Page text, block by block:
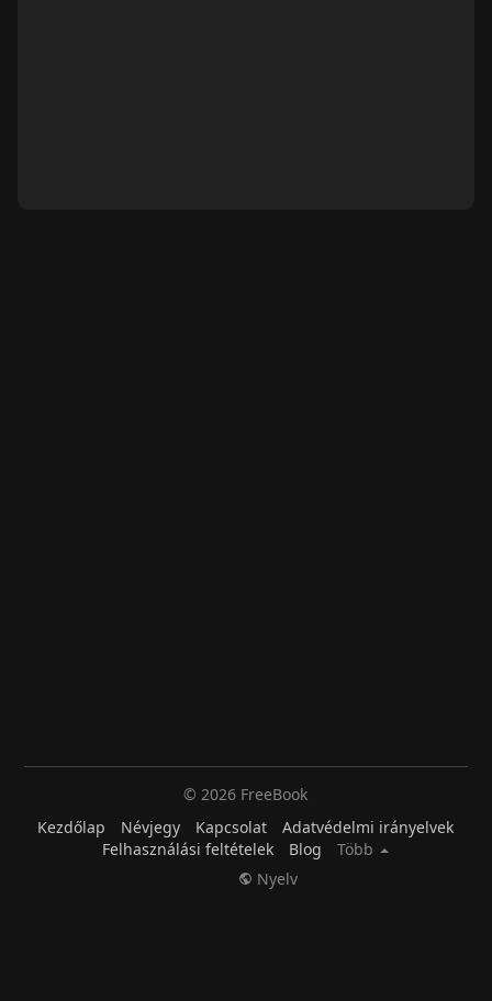
© 2026 FreeBook
Kezdőlap
Névjegy Kapcsolat
Adatvédelmi irányelvek
Felhasználási feltételek
Blog
Több
Nyelv